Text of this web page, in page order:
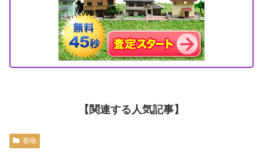
【関連する人気記事】
着物